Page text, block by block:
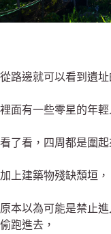
從路邊就可以看到遺址
裡面有一些零星的年輕
看了看，四周都是圍
加上建築物殘缺頹垣，
原本以為可能是禁止
偷跑進去，